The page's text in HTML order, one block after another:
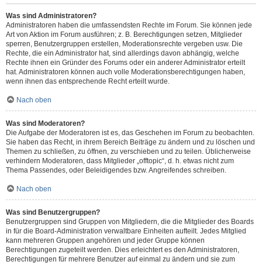
Was sind Administratoren?
Administratoren haben die umfassendsten Rechte im Forum. Sie können jede
Art von Aktion im Forum ausführen; z. B. Berechtigungen setzen, Mitglieder
sperren, Benutzergruppen erstellen, Moderationsrechte vergeben usw. Die
Rechte, die ein Administrator hat, sind allerdings davon abhängig, welche
Rechte ihnen ein Gründer des Forums oder ein anderer Administrator erteilt
hat. Administratoren können auch volle Moderationsberechtigungen haben,
wenn ihnen das entsprechende Recht erteilt wurde.
Nach oben
Was sind Moderatoren?
Die Aufgabe der Moderatoren ist es, das Geschehen im Forum zu beobachten.
Sie haben das Recht, in ihrem Bereich Beiträge zu ändern und zu löschen und
Themen zu schließen, zu öffnen, zu verschieben und zu teilen. Üblicherweise
verhindern Moderatoren, dass Mitglieder „offtopic“, d. h. etwas nicht zum
Thema Passendes, oder Beleidigendes bzw. Angreifendes schreiben.
Nach oben
Was sind Benutzergruppen?
Benutzergruppen sind Gruppen von Mitgliedern, die die Mitglieder des Boards
in für die Board-Administration verwaltbare Einheiten aufteilt. Jedes Mitglied
kann mehreren Gruppen angehören und jeder Gruppe können
Berechtigungen zugeteilt werden. Dies erleichtert es den Administratoren,
Berechtigungen für mehrere Benutzer auf einmal zu ändern und sie zum